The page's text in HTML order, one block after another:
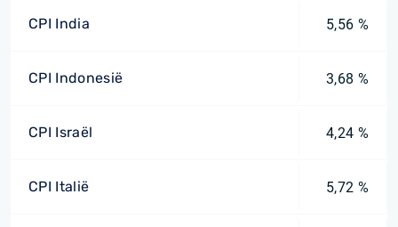
CPI India 5,56 %
CPI Indonesië 3,68 %
CPI Israël 4,24 %
CPI Italië 5,72 %